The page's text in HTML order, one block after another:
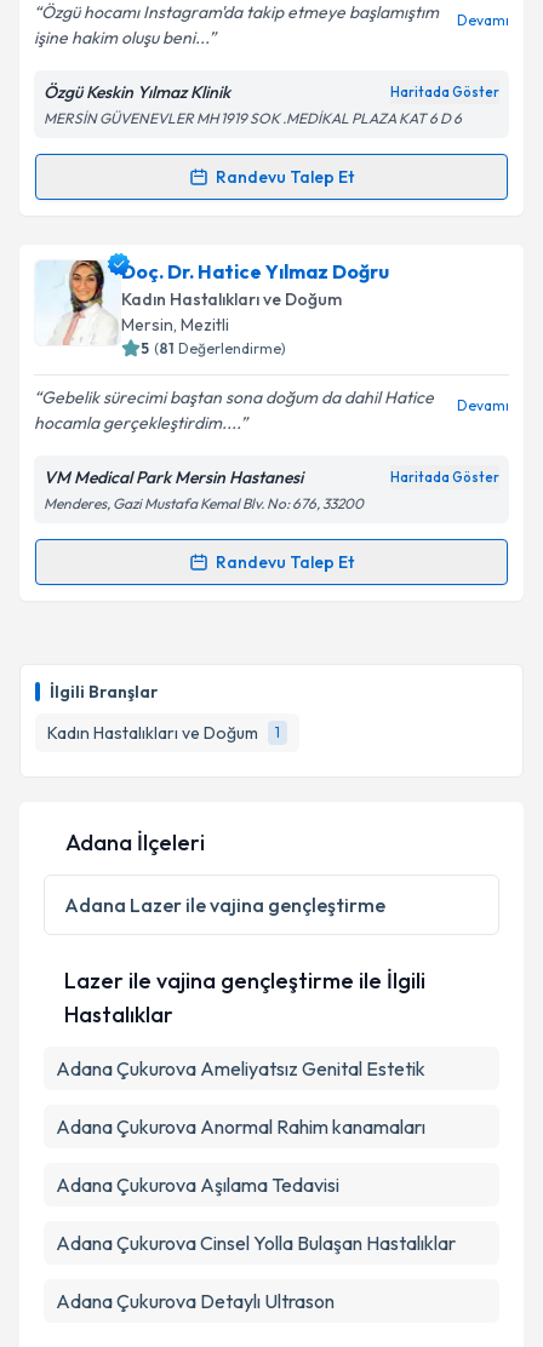
İlgili Branşlar
Kadın Hastalıkları ve Doğum
1
Özgü hocamı Instagram'da takip etmeye başlamıştım
işine hakim oluşu beni...
Devamı
Özgü Keskin Yılmaz Klinik Haritada Göster
MERSİN GÜVENEVLER MH 1919 SOK .MEDİKAL PLAZA KAT 6 D 6
Randevu Talep Et
Randevu Takvimi Talebi
Op. Dr. Özgü Keskin Yılmaziçin randevu takvimi
talebi oluşturun. Size bu uzmandan randevu almanız
için bir takvim hazırlandığında e-posta ile
bilgilendireceğiz.
E-posta Adresiniz
Kişisel verilerimin işlenmesine ilişkin
Metni'ni okudum ve kişisel verilerimin belirtilen
kapsamda işlenmesini kabul ediyorum.
Doç. Dr. Hatice Yılmaz Doğru
Kadın Hastalıkları ve Doğum
Mersin, Mezitli
5 (81 Değerlendirme)
Gebelik sürecimi baştan sona doğum da dahil Hatice
hocamla gerçekleştirdim....
Devamı
VM Medical Park Mersin Hastanesi Haritada Göster
Menderes, Gazi Mustafa Kemal Blv. No: 676, 33200
Randevu Talep Et
Randevu Takvimi Talebi
için bir takvim hazırlandığında e-posta ile
bilgilendireceğiz.
E-posta Adresiniz
Kişisel verilerimin işlenmesine ilişkin
Metni'ni okudum ve kişisel verilerimin belirtilen
Adana İlçeleri
Adana Lazer ile vajina gençleştirme
Lazer ile vajina gençleştirme ile İlgili
Hastalıklar
Adana Çukurova Ameliyatsız Genital Estetik
Adana Çukurova Anormal Rahim kanamaları
Adana Çukurova Aşılama Tedavisi
Adana Çukurova Cinsel Yolla Bulaşan Hastalıklar
Adana Çukurova Detaylı Ultrason